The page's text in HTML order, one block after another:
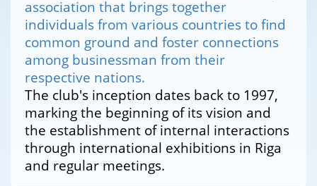
association that brings together
individuals from various countries to find
common ground and foster connections
among businessman from their
respective nations.
The club's inception dates back to 1997,
marking the beginning of its vision and
the establishment of internal interactions
through international exhibitions in Riga
and regular meetings.